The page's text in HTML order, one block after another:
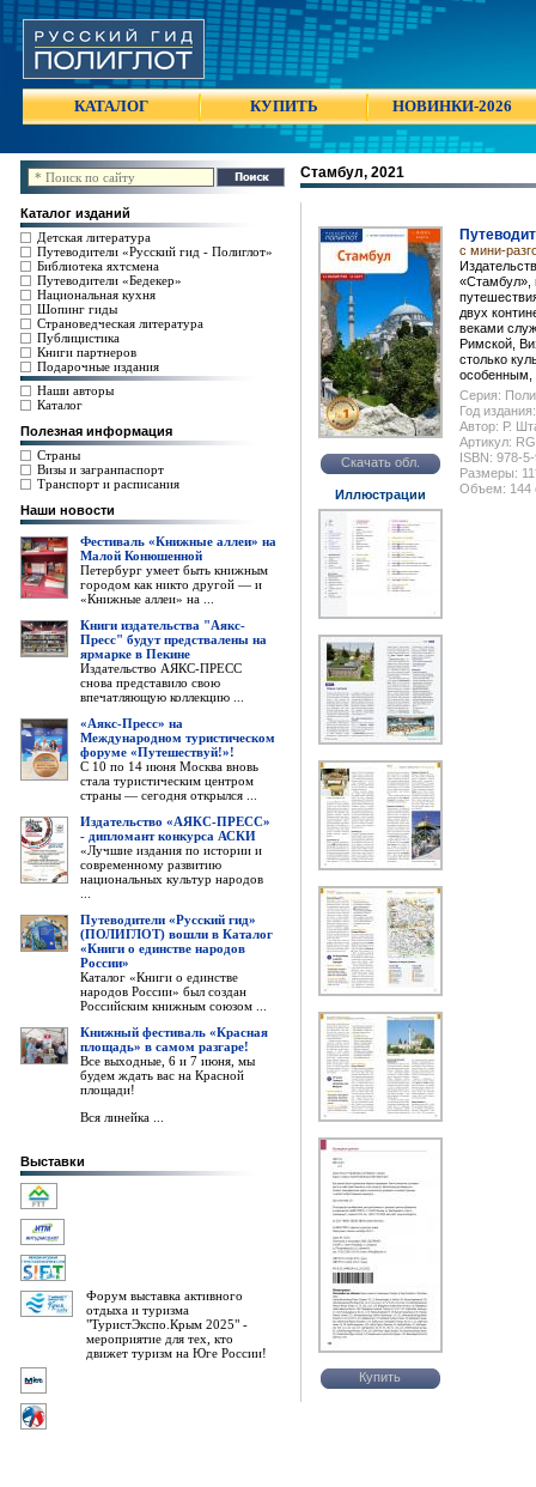
КАТАЛОГ КУПИТЬ НОВИНКИ-2026
Каталог изданий
Детская литература
Путеводители «Русский гид - Полиглот»
Библиотека яхтсмена
Путеводители «Бедекер»
Национальная кухня
Шопинг гиды
Страноведческая литература
Публицистика
Книги партнеров
Подарочные издания
Наши авторы
Каталог
Полезная информация
Страны
Визы и загранпаспорт
Транспорт и расписания
Наши новости
Фестиваль «Книжные аллеи» на
Малой Конюшенной
Петербург умеет быть книжным
городом как никто другой — и
«Книжные аллеи» на ...
Книги издательства "Аякс-
Пресс" будут предствалены на
ярмарке в Пекине
Издательство АЯКС-ПРЕСС
снова представило свою
впечатляющую коллекцию ...
«Аякс-Пресс» на
Международном туристическом
форуме «Путешествуй!»!
С 10 по 14 июня Москва вновь
стала туристическим центром
страны — сегодня открылся ...
Издательство «АЯКС-ПРЕСС»
- дипломант конкурса АСКИ
«Лучшие издания по истории и
современному развитию
национальных культур народов
Путеводители «Русский гид»
(ПОЛИГЛОТ) вошли в Каталог
«Книги о единстве народов
России»
Каталог «Книги о единстве
народов России» был создан
Российским книжным союзом ...
Книжный фестиваль «Красная
площадь» в самом разгаре!
Все выходные, 6 и 7 июня, мы
будем ждать вас на Красной
площади!
Вся линейка ...
Выставки
Форум выставка активного
отдыха и туризма
"ТуристЭкспо.Крым 2025" -
мероприятие для тех, кто
движет туризм на Юге России!
Стамбул, 2021
Скачать обл.
Иллюстрации
Купить
с мини-
«Стамбул»,
двух
веками
Римской,
столько
особенным,
Серия:
Год
Автор: Р.
Артикул:
ISBN: 978-
Размеры:
Объем: 144